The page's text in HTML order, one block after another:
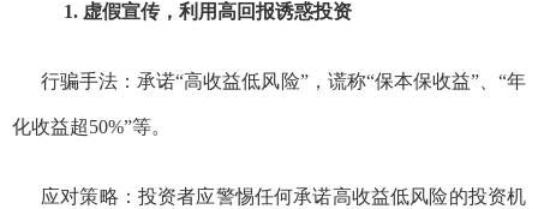
1. 虚假宣传，利用高回报诱惑投资
行骗手法：承诺“高收益低风险”，谎称“保本保收益”、“年
化收益超50%”等。
应对策略：投资者应警惕任何承诺高收益低风险的投资机